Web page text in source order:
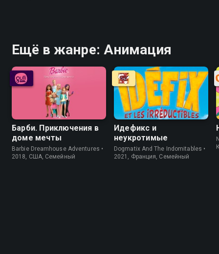
Ещё в жанре: Анимация
Барби. Приключения в
доме мечты
Barbie Dreamhouse Adventures •
2018, США, Cемейный
Идефикс и
неукротимые
Dogmatix And The Indomitables •
2021, Франция, Cемейный